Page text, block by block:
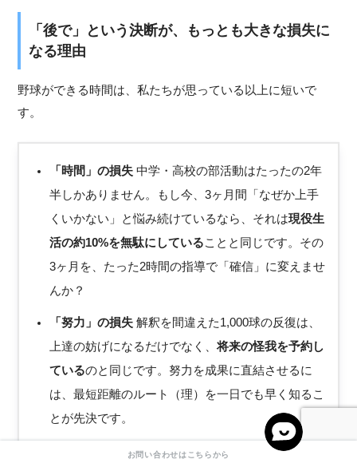
「後で」という決断が、もっとも大きな損失に
なる理由
野球ができる時間は、私たちが思っている以上に短いで
す。
「時間」の損失中学・高校の部活動はたったの2年
半しかありません。もし今、3ヶ月間「なぜか上手
くいかない」と悩み続けているなら、それは現役生
活の約10%を無駄にしていることと同じです。その
3ヶ月を、たった2時間の指導で「確信」に変えませ
んか？
「努力」の損失解釈を間違えた1,000球の反復は、
上達の妨げになるだけでなく、将来の怪我を予約し
ているのと同じです。努力を成果に直結させるに
は、最短距離のルート（理）を一日でも早く知るこ
とが先決です。
「機会」の損失一度染み付いたクセを直すには、
お問い合わせはこちらから